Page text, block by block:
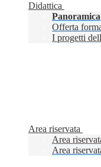
Didattica
Panoramica
Offerta
I progetti
Area riservata
Area
Area